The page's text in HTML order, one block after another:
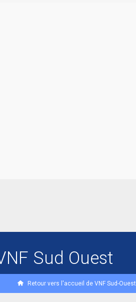
Sud Ouest
Retour vers l'accueil de VNF Sud-Ouest